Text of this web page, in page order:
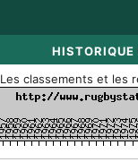
HISTORIQUE
Les classements et les